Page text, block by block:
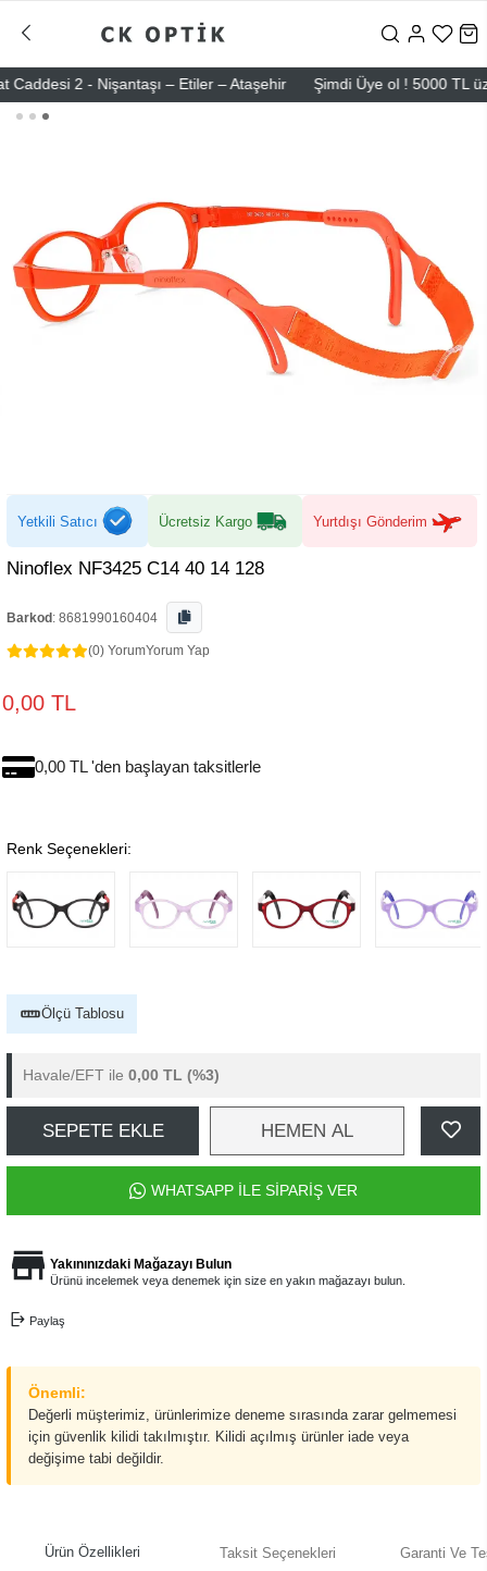
2 - Nişantaşı – Etiler – Ataşehir Şimdi Üye ol ! 5000 TL üzeri
Yetkili Satıcı Ücretsiz Kargo Yurtdışı Gönderim
Ninoflex NF3425 C14 40 14 128
Barkod : 8681990160404
(0) YorumYorum Yap
0,00 TL
0,00 TL 'den başlayan taksitlerle
Renk Seçenekleri:
Ölçü Tablosu
Havale/EFT ile 0,00 TL (%3)
SEPETE EKLE HEMEN AL
WHATSAPP İLE SİPARİŞ VER
Yakınınızdaki Mağazayı Bulun
Ürünü incelemek veya denemek için size en yakın mağazayı bulun.
Paylaş
Önemli:
Değerli müşterimiz, ürünlerimize deneme sırasında zarar gelmemesi
için güvenlik kilidi takılmıştır. Kilidi açılmış ürünler iade veya
değişime tabi değildir.
Ürün Özellikleri Taksit Seçenekleri Garanti Ve